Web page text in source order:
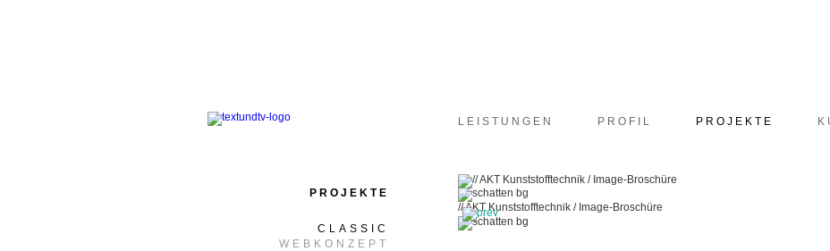
LEISTUNGEN PROFIL PROJEKTE
PROJEKTE
CLASSIC
WEBKONZEPT
// AKT Kunststofftechnik / Image-Broschüre